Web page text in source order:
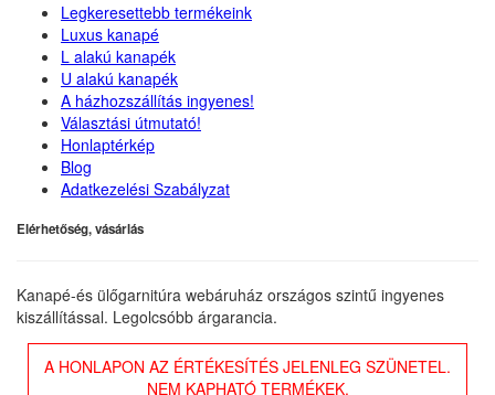
Legkeresettebb termékeink
Luxus kanapé
L alakú kanapék
U alakú kanapék
A házhozszállítás ingyenes!
Választási útmutató!
Honlaptérkép
Blog
Adatkezelési Szabályzat
Elérhetőség, vásárlás
Kanapé-és ülőgarnitúra webáruház országos szintű ingyenes
kiszállítással. Legolcsóbb árgarancia.
A HONLAPON AZ ÉRTÉKESÍTÉS JELENLEG SZÜNETEL.
NEM KAPHATÓ TERMÉKEK.